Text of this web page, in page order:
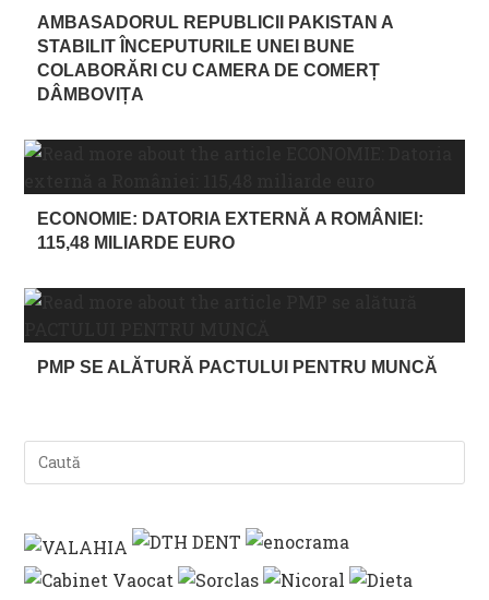
AMBASADORUL REPUBLICII PAKISTAN A
STABILIT ÎNCEPUTURILE UNEI BUNE
COLABORĂRI CU CAMERA DE COMERȚ
DÂMBOVIȚA
ECONOMIE: DATORIA EXTERNĂ A ROMÂNIEI:
115,48 MILIARDE EURO
PMP SE ALĂTURĂ PACTULUI PENTRU MUNCĂ